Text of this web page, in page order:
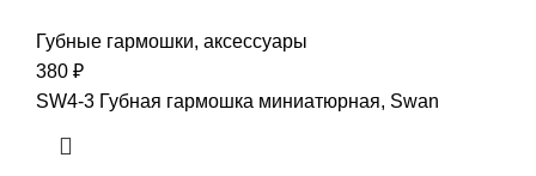
Губные гармошки, аксессуары
380 ₽
SW4-3 Губная гармошка миниатюрная, Swan